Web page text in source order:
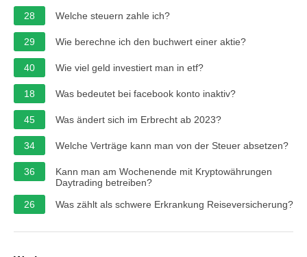
28 Welche steuern zahle ich?
29 Wie berechne ich den buchwert einer aktie?
40 Wie viel geld investiert man in etf?
18 Was bedeutet bei facebook konto inaktiv?
45 Was ändert sich im Erbrecht ab 2023?
34 Welche Verträge kann man von der Steuer absetzen?
36
Kann man am Wochenende mit Kryptowährungen
Daytrading betreiben?
26
Was zählt als schwere Erkrankung Reiseversicherung?